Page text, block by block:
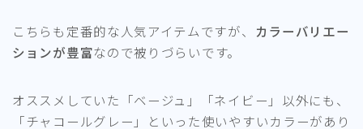
こちらも定番的な人気アイテムですが、 カラーバリエー
ションが豊富なので被りづらいです。
オススメしていた「ベージュ」「ネイビー」以外にも、
「チャコールグレー」といった使いやすいカラーがあり